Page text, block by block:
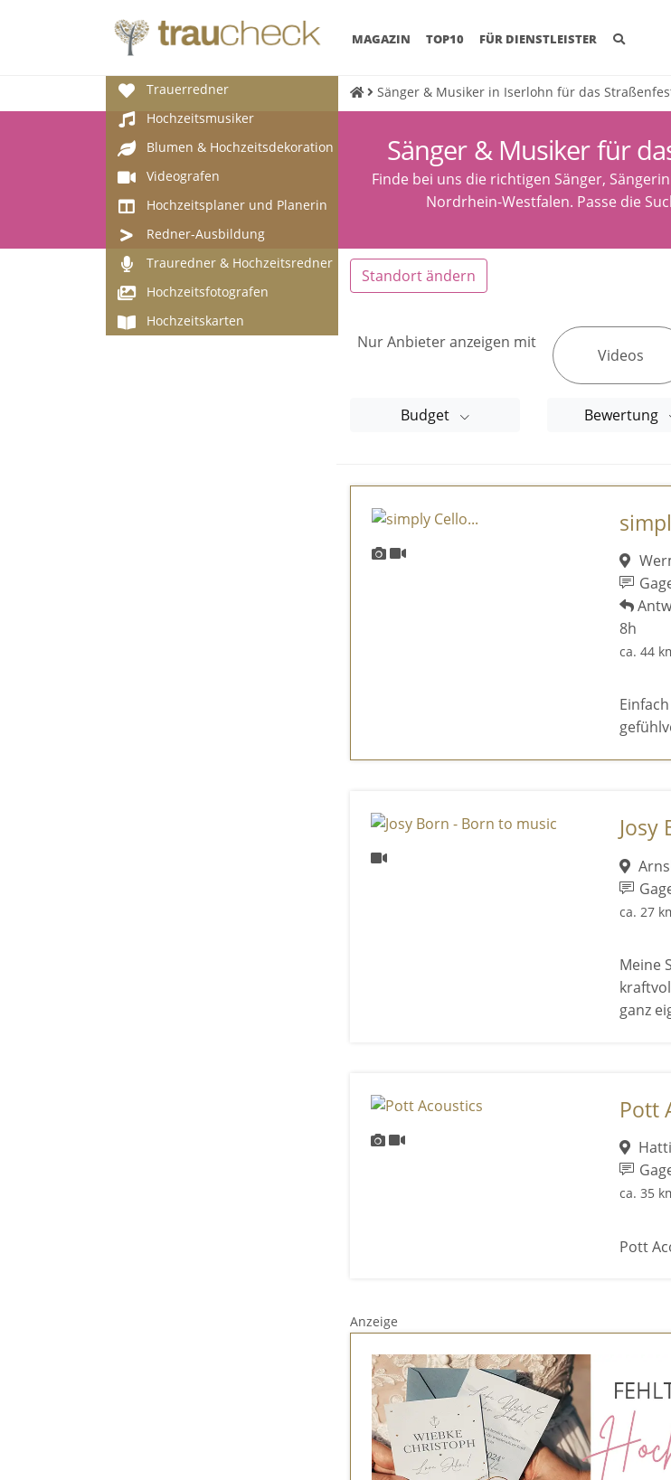
MAGAZIN (CURRENT)
TOP10 FÜR DIENSTLEISTER
Trauerredner
Hochzeitsmusiker
Blumen & Hochzeitsdekoration
Videografen
Hochzeitsplaner und Planerin
Redner-Ausbildung
Trauredner & Hochzeitsredner
Hochzeitsfotografen
Hochzeitskarten
Sänger & Musiker in Iserlohn für das
Sänger & Musiker für
Finde bei uns die richtigen Sänger,
Nordrhein-Westfalen. Passe die
Standort ändern
Nur Anbieter anzeigen mit
Videos
Budget Bewertung
8h
ca. 44
Josy
ca. 27
Meine
ganz
Pott
ca. 35
Pott
Anzeige